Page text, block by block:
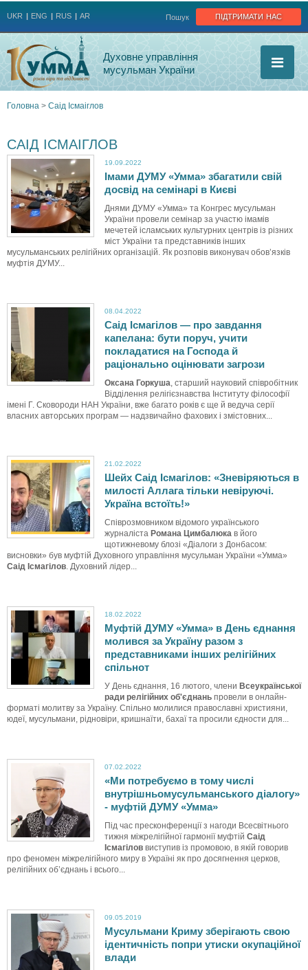
підтримати нас
Пошук
UKR ENG RUS AR
Духовне управління
мусульман України
є
тут
Головна > Саід Ісмаіглов
САІД ІСМАІГЛОВ
19.09.2022
Імами ДУМУ «Умма» збагатили свій
досвід на семінарі в Києві
Днями ДУМУ «Умма» та Конгрес мусульман
України провели семінар за участю імамів
мечетей ісламських культурних центрів із різних
міст України та представників інших
мусульманських релігійних організацій. Як розповів виконувач обов’язків
муфтія ДУМУ...
08.04.2022
Саід Ісмагілов — про завдання
капелана: бути поруч, учити
покладатися на Господа й
раціонально оцінювати загрози
Оксана Горкуша , старший науковий співробітник
Відділення релігієзнавства Інституту філософії
імені Г. Сковороди НАН України, вже багато років є ще й ведуча серії
власних авторських програм — надзвичайно фахових і змістовних...
21.02.2022
Шейх Саід Ісмагілов: «Зневіряються в
милості Аллага тільки невіруючі.
Україна встоїть!»
Співрозмовником відомого українського
журналіста Романа Цимбалюка в його
щотижневому блозі «Діалоги з Донбасом:
висновки» був муфтій Духовного управління мусульман України «Умма»
Саід Ісмагілов . Духовний лідер...
18.02.2022
Муфтій ДУМУ «Умма» в День єднання
молився за Україну разом з
представниками інших релігійних
спільнот
У День єднання, 16 лютого, члени Всеукраїнської
ради релігійних об'єднань провели в онлайн-
форматі молитву за Україну. Спільно молилися православні християни,
юдеї, мусульмани, рідновіри, кришнаїти, бахаї та просили єдности для...
07.02.2022
«Ми потребуємо в тому числі
внутрішньомусульманського діалогу»
- муфтій ДУМУ «Умма»
Під час пресконференції з нагоди Всесвітнього
тижня міжрелігійної гармонії муфтій Саід
Ісмагілов виступив із промовою, в якій говорив
про феномен міжрелігійного миру в Україні як про досягнення церков,
релігійних об’єднань і всього...
09.05.2019
Мусульмани Криму зберігають свою
ідентичність попри утиски окупаційної
влади